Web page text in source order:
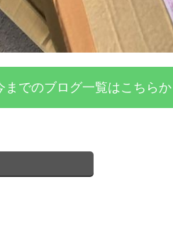
までのブログ一覧はこちら